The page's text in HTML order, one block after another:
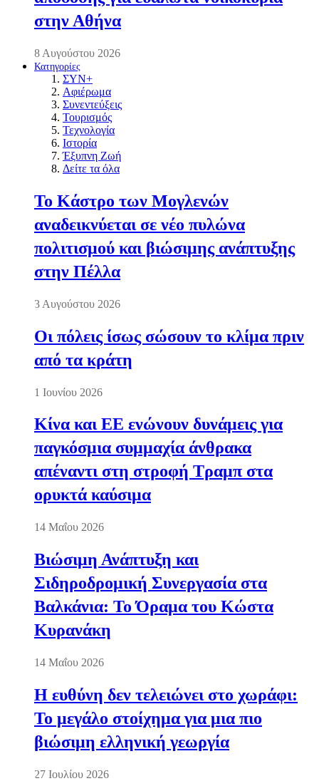
στην Αθήνα
8 Αυγούστου 2026
Κατηγορίες
ΣΥΝ+
Αφιέρωμα
Συνεντεύξεις
Τουρισμός
Τεχνολογία
Ιστορία
Έξυπνη Ζωή
Δείτε τα όλα
Το Κάστρο των Μογλενών
αναδεικνύεται σε νέο πυλώνα
πολιτισμού και βιώσιμης ανάπτυξης
στην Πέλλα
3 Αυγούστου 2026
Οι πόλεις ίσως σώσουν το κλίμα πριν
από τα κράτη
1 Ιουνίου 2026
Κίνα και ΕΕ ενώνουν δυνάμεις για
παγκόσμια συμμαχία άνθρακα
απέναντι στη στροφή Τραμπ στα
ορυκτά καύσιμα
14 Μαΐου 2026
Βιώσιμη Ανάπτυξη και
Σιδηροδρομική Συνεργασία στα
Βαλκάνια: Το Όραμα του Κώστα
Κυρανάκη
14 Μαΐου 2026
Η ευθύνη δεν τελειώνει στο χωράφι:
Το μεγάλο στοίχημα για μια πιο
βιώσιμη ελληνική γεωργία
27 Ιουλίου 2026